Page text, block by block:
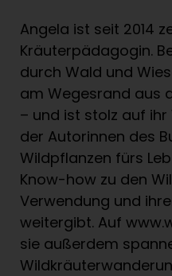
Angela ist seit 2014
Kräuterpädagogin.
durch Wald und
am Wegesrand aus
– und ist stolz auf ihr
der Autorinnen des
Wildpflanzen fürs
Know-how zu den
Verwendung und
weitergibt. Auf
sie außerdem